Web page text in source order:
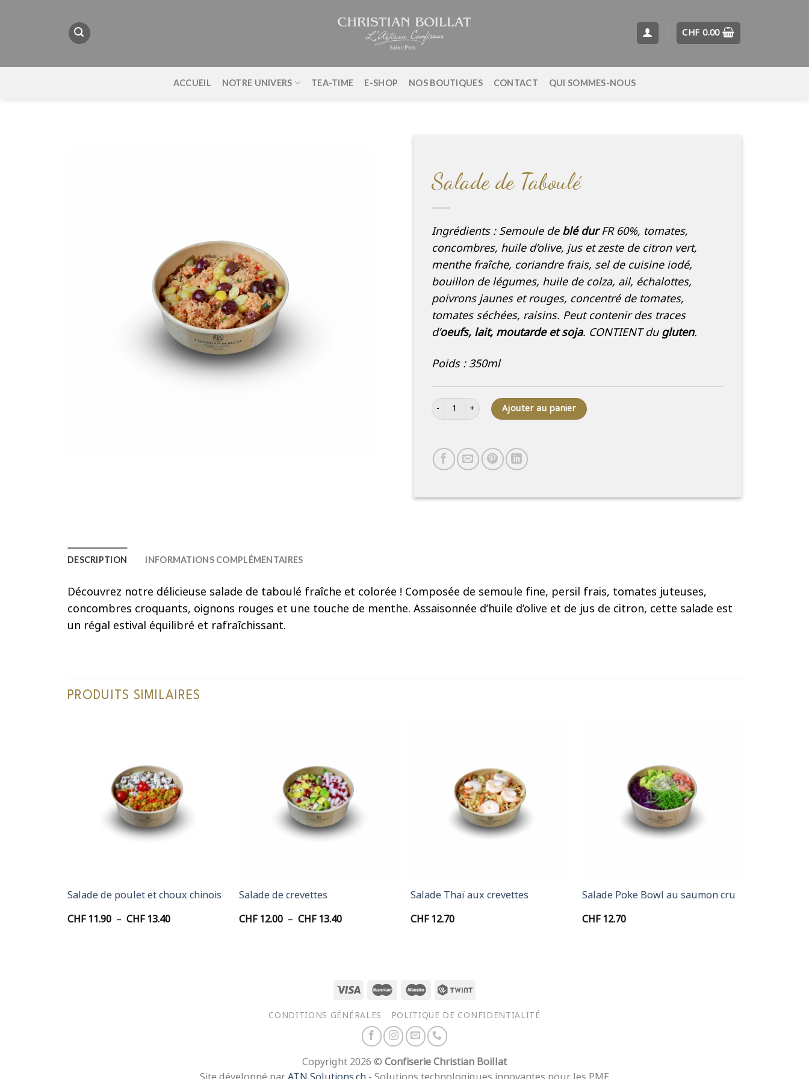
CHF 0.00
ACCUEIL NOTRE UNIVERS TEA-TIME E-SHOP NOS BOUTIQUES CONTACT QUI SOMMES-NOUS
Salade de Taboulé
Ingrédients : Semoule de blé durFR 60%, tomates,
concombres, huile d’olive, jus et zeste de citron vert,
menthe fraîche, coriandre frais, sel de cuisine iodé,
bouillon de légumes, huile de colza, ail, échalottes,
poivrons jaunes et rouges, concentré de tomates,
tomates séchées, raisins. Peut contenir des traces
d’oeufs, lait, moutarde et soja. CONTIENT du gluten.
Poids : 350ml
quantité de Salade de Taboulé
Ajouter au panier
DESCRIPTION INFORMATIONS COMPLÉMENTAIRES
Découvrez notre délicieuse salade de taboulé fraîche et colorée ! Composée de semoule fine, persil frais, tomates juteuses,
concombres croquants, oignons rouges et une touche de menthe. Assaisonnée d’huile d’olive et de jus de citron, cette salade est
un régal estival équilibré et rafraîchissant.
PRODUITS SIMILAIRES
Salade de poulet et choux chinois
CHF11.90 – CHF13.40Plage
Salade de crevettes
CHF12.00 – CHF13.40Plage
Salade Thaï aux crevettes
CHF12.70
Salade Poke Bowl au saumon cru
CHF12.70
CONDITIONS GÉNÉRALES POLITIQUE DE CONFIDENTIALITÉ
Copyright 2026 © Confiserie Christian Boillat
Site développé par ATN Solutions.ch - Solutions technologiques innovantes pour les PME